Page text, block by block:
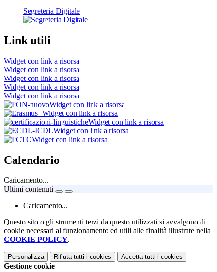
Segreteria Digitale
Link utili
Widget con link a risorsa
Widget con link a risorsa
Widget con link a risorsa
Widget con link a risorsa
Widget con link a risorsa
Widget con link a risorsa
Widget con link a risorsa
Widget con link a risorsa
Widget con link a risorsa
Widget con link a risorsa
Calendario
Caricamento...
Ultimi contenuti
Caricamento...
Questo sito o gli strumenti terzi da questo utilizzati si avvalgono di
cookie necessari al funzionamento ed utili alle finalità illustrate nella
COOKIE POLICY.
Personalizza Rifiuta tutti i cookies Accetta tutti i cookies
Gestione cookie